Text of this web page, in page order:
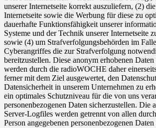
unserer Internetseite korrekt auszuliefern, (2)
Internetseite sowie die Werbung für diese zu
dauerhafte Funktionsfähigkeit unserer
Systeme und der Technik unserer Internetseite
sowie (4) um Strafverfolgungsbehörden im
Cyberangriffes die zur Strafverfolgung
bereitzustellen. Diese anonym erhobenen
werden durch die radioWOCHE daher
ferner mit dem Ziel ausgewertet, den
Datensicherheit in unserem Unternehmen zu
ein optimales Schutzniveau für die von uns
personenbezogenen Daten sicherzustellen. Die
Server-Logfiles werden getrennt von allen
Person angegebenen personenbezogenen Daten